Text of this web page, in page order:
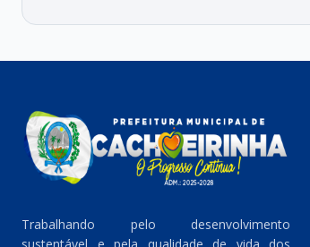
Trabalhando pelo desenvolvimento